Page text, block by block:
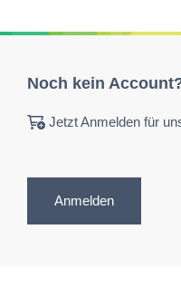
Noch kein
Jetzt Anmelden für
Anmelden